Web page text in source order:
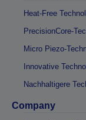
Heat-Free
PrecisionCore-
Micro Piezo-
Innovative
Nachhaltigere
Company